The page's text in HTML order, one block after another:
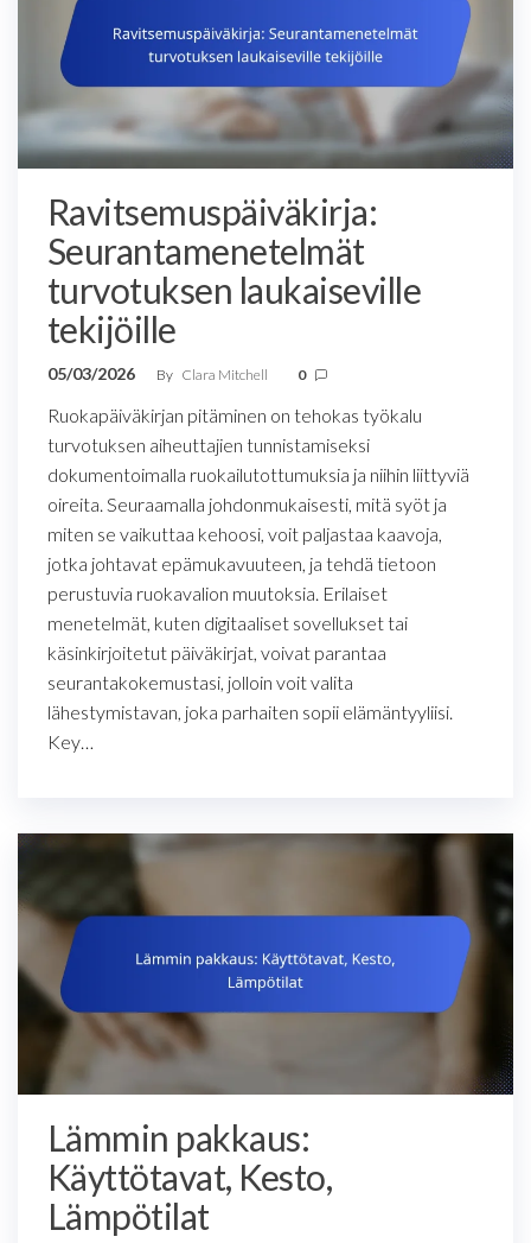
Ravitsemuspäiväkirja:
Seurantamenetelmät
turvotuksen laukaiseville
tekijöille
05/03/2026 By Clara Mitchell 0
Ruokapäiväkirjan pitäminen on tehokas työkalu
turvotuksen aiheuttajien tunnistamiseksi
dokumentoimalla ruokailutottumuksia ja niihin liittyviä
oireita. Seuraamalla johdonmukaisesti, mitä syöt ja
miten se vaikuttaa kehoosi, voit paljastaa kaavoja,
jotka johtavat epämukavuuteen, ja tehdä tietoon
perustuvia ruokavalion muutoksia. Erilaiset
menetelmät, kuten digitaaliset sovellukset tai
käsinkirjoitetut päiväkirjat, voivat parantaa
seurantakokemustasi, jolloin voit valita
lähestymistavan, joka parhaiten sopii elämäntyyliisi.
Key…
Lämmin pakkaus:
Käyttötavat, Kesto,
Lämpötilat